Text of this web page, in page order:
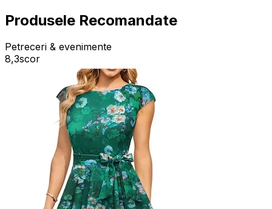
Produsele Recomandate
Petreceri & evenimente
8,3scor